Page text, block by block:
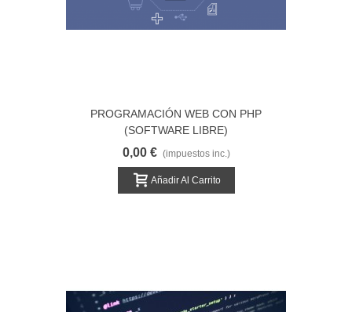
PROGRAMACIÓN WEB CON PHP
(SOFTWARE LIBRE)
0,00 € (impuestos inc.)
Añadir Al Carrito